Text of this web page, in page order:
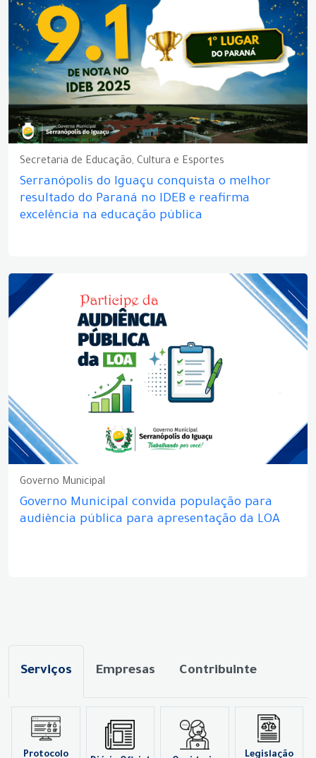
Secretaria de Educação, Cultura e Esportes
Serranópolis do Iguaçu conquista o melhor
resultado do Paraná no IDEB e reafirma
excelência na educação pública
Governo Municipal
Governo Municipal convida população para
audiência pública para apresentação da LOA
Serviços Empresas Contribuinte
Protocolo Legislação